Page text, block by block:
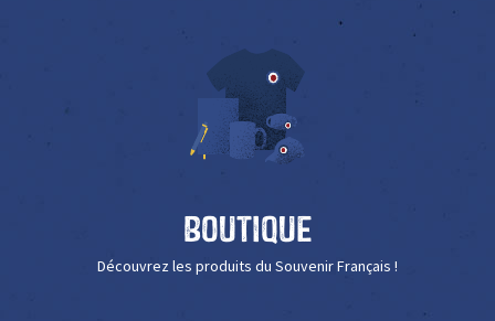
Boutique
Découvrez les produits du Souvenir Français !